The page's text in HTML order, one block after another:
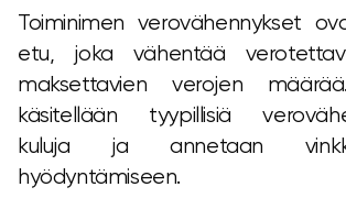
Toiminimen verovähennykset
etu, joka vähentää
maksettavien verojen
käsitellään tyypillisiä
kuluja ja annetaan
hyödyntämiseen.